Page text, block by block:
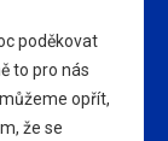
poděkovat
to pro nás
opřít,
že se